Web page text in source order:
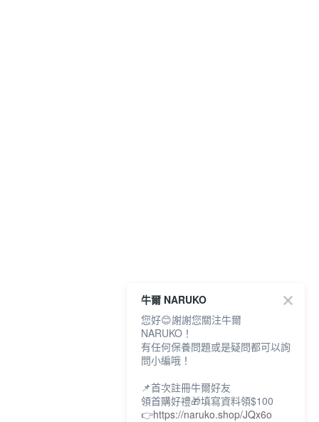
牛爾 NARUKO
您好😊謝謝您關注牛爾
NARUKO！
有任何保養問題或是疑問都可以詢
問小編哦！
📌首次註冊牛爾好友
領首購好禮🎁填寫資料領$100
👉https://naruko.shop/JQx6o